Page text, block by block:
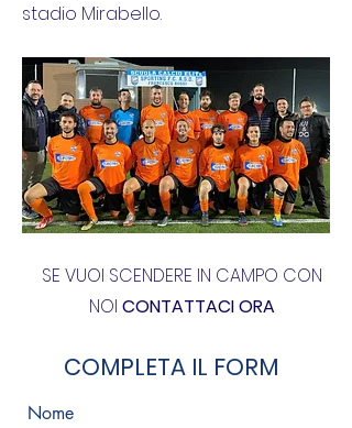
stadio Mirabello.
SE VUOI SCENDERE IN CAMPO CON
NOI CONTATTACI ORA
COMPLETA IL FORM
Nome